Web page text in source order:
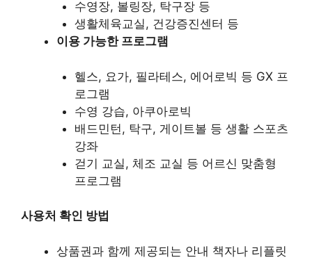
수영장, 볼링장, 탁구장 등
생활체육교실, 건강증진센터 등
이용 가능한 프로그램
헬스, 요가, 필라테스, 에어로빅 등 GX 프
로그램
수영 강습, 아쿠아로빅
배드민턴, 탁구, 게이트볼 등 생활 스포츠
강좌
걷기 교실, 체조 교실 등 어르신 맞춤형
프로그램
사용처 확인 방법
상품권과 함께 제공되는 안내 책자나 리플릿